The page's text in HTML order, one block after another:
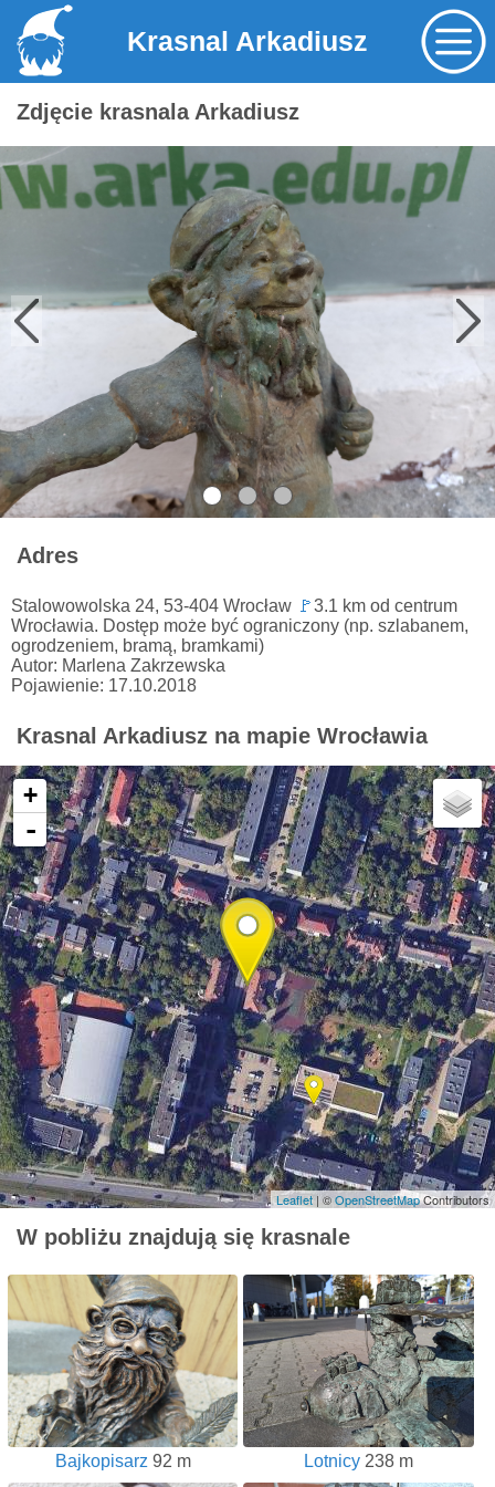
Krasnal Arkadiusz
Zdjęcie krasnala Arkadiusz
Adres
Stalowowolska 24, 53-404 Wrocław 🚩3.1 km od centrum
Wrocławia. Dostęp może być ograniczony (np. szlabanem,
ogrodzeniem, bramą, bramkami)
Autor: Marlena Zakrzewska
Pojawienie: 17.10.2018
Krasnal Arkadiusz na mapie Wrocławia
+
-
Leaflet | ©OpenStreetMapContributors
W pobliżu znajdują się krasnale
Bajkopisarz 92 m Lotnicy238 m